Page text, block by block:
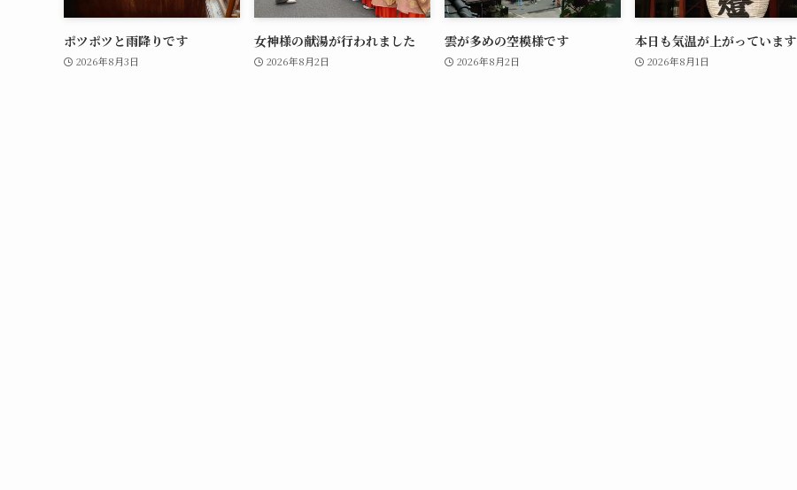
ポツポツと雨降りです
2026年8月3日
女神様の献湯が行われました
2026年8月2日
雲が多めの空模様です
2026年8月2日
本日も気温が上がっています
2026年8月1日